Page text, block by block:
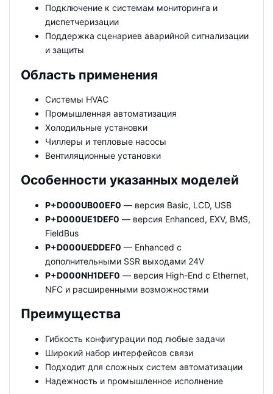
Подключение к системам мониторинга и
диспетчеризации
Поддержка сценариев аварийной сигнализации
и защиты
Область применения
Системы HVAC
Промышленная автоматизация
Холодильные установки
Чиллеры и тепловые насосы
Вентиляционные установки
Особенности указанных моделей
P+D000UB00EF0 — версия Basic, LCD, USB
P+D000UE1DEF0 — версия Enhanced, EXV, BMS,
FieldBus
P+D000UEDDEF0 — Enhanced с
дополнительными SSR выходами 24V
P+D000NH1DEF0 — версия High-End с Ethernet,
NFC и расширенными возможностями
Преимущества
Гибкость конфигурации под любые задачи
Широкий набор интерфейсов связи
Подходит для сложных систем автоматизации
Надежность и промышленное исполнение